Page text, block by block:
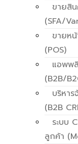
ขายสิ
(SFA/
ขายหน้
(POS)
แอพพ
(B2B/
บริหา
(B2B
ระบบ
ลูกค้า